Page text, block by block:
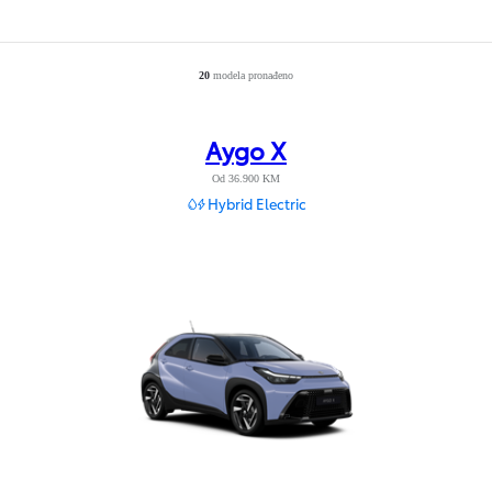
Number of filtered results
20 modela pronađeno
Aygo X
Od 36.900 KM
Hybrid Electric